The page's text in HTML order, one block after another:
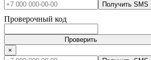
Получить SMS
Проверочный код
Проверить
×